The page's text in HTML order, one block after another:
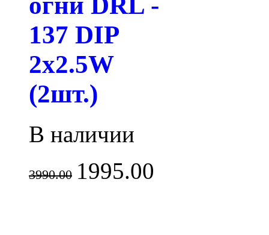
137 DIP
2x2.5W
(2шт.)
В наличии
3990.00 1995.00